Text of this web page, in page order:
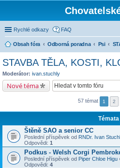
Rychlé odkazy FAQ
Obsah fóra Odborná poradna Psi
STAVBA TĚLA, KOSTI,
Moderátor: ivan.stuchly
Nové téma
57 témat 1 2
Témata
Štěně SAO a senior CC
Poslední příspěvek od RNDr. Ivan
Odpovědi: 1
Podkus - Welsh Corgi
Poslední příspěvek od Piper Chloe Higu
Odpovědi: 4